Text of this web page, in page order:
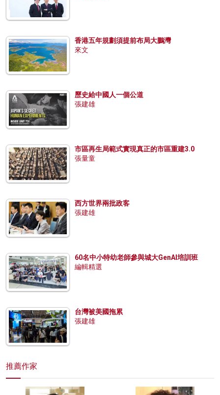
香港五年規劃須提前布局大鵬灣
來文
歷史給中國人一個公道
張建雄
市區再生局範式實現真正的市區重建3.0
張量童
西方世界兩批政客
張建雄
60名中小特幼老師參與城大GenAI培訓班
編輯精選
台灣被美國拖累
張建雄
推薦作家